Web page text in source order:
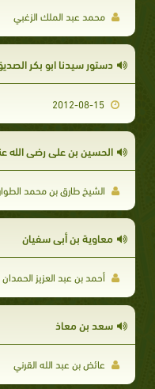
محمد عبد الملك الزغبي
دستور سيدنا ابو بكر
الحسين بن علي رضي الله
الشيخ طارق بن محمد
معاوية بن أبي سفيان
أحمد بن عبد العزيز الحمدان
سعد بن معاذ
عائض بن عبد الله القرني